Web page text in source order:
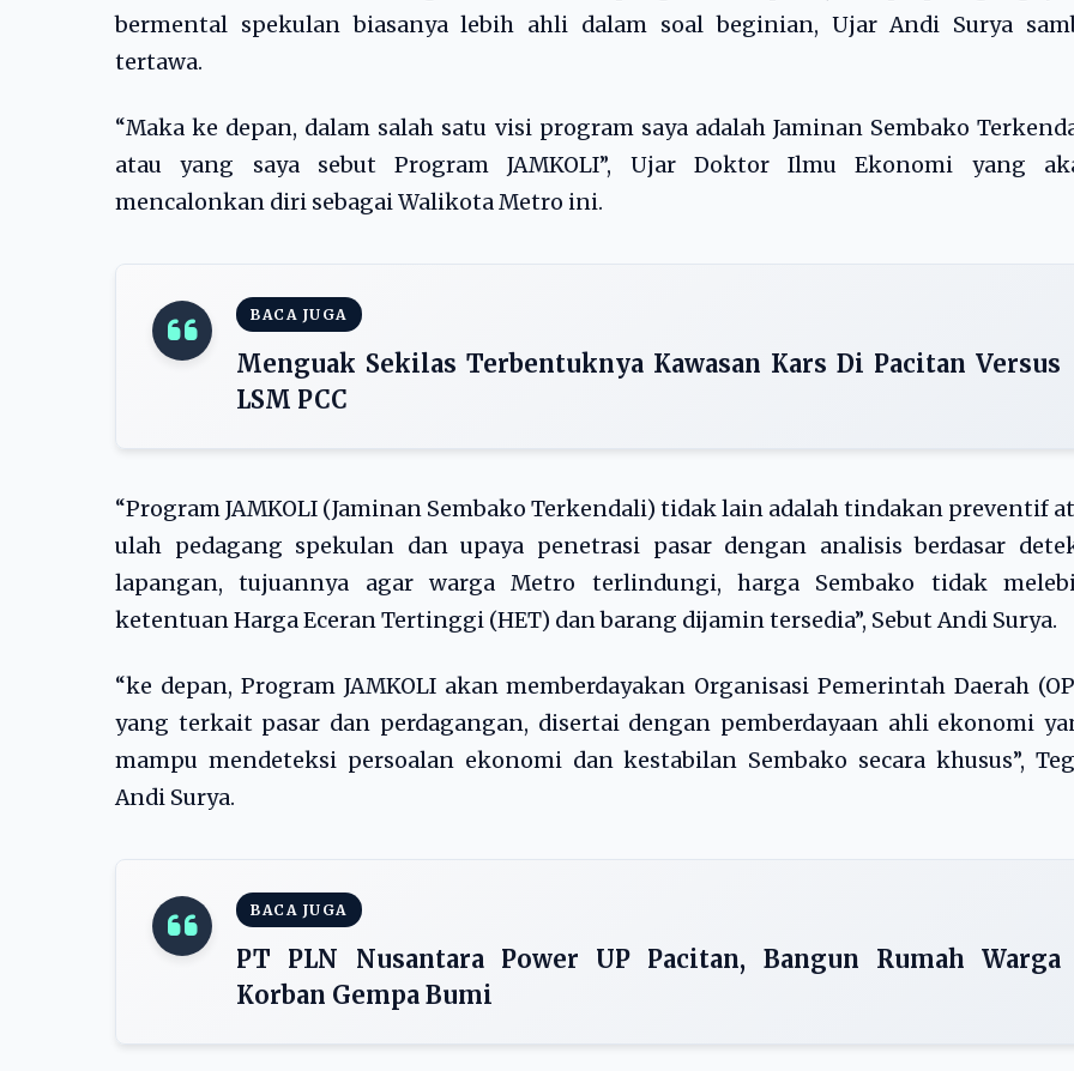
bermental spekulan biasanya lebih ahli dalam soal beginian, Ujar Andi Surya
tertawa.
“Maka ke depan, dalam salah satu visi program saya adalah Jaminan Sembako
atau yang saya sebut Program JAMKOLI”, Ujar Doktor Ilmu Ekonomi yang
mencalonkan diri sebagai Walikota Metro ini.
BACA JUGA
Menguak Sekilas Terbentuknya Kawasan Kars Di Pacitan Versus
LSM PCC
“Program JAMKOLI (Jaminan Sembako Terkendali) tidak lain adalah tindakan preventif
ulah pedagang spekulan dan upaya penetrasi pasar dengan analisis berdasar
lapangan, tujuannya agar warga Metro terlindungi, harga Sembako tidak
ketentuan Harga Eceran Tertinggi (HET) dan barang dijamin tersedia”, Sebut Andi Surya.
“ke depan, Program JAMKOLI akan memberdayakan Organisasi Pemerintah Daerah
yang terkait pasar dan perdagangan, disertai dengan pemberdayaan ahli ekonomi
mampu mendeteksi persoalan ekonomi dan kestabilan Sembako secara khusus”,
Andi Surya.
BACA JUGA
PT PLN Nusantara Power UP Pacitan, Bangun Rumah Warga
Korban Gempa Bumi